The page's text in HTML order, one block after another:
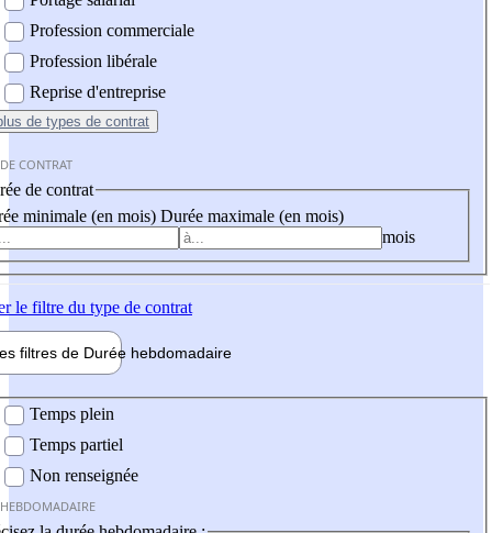
Profession commerciale
Profession libérale
Reprise d'entreprise
de types de contrat
CONTRAT
de contrat
minimale (en mois) Durée maximale (en mois)
mois
le filtre du type de contrat
filtres de Durée hebdomadaire
Temps plein
Temps partiel
Non renseignée